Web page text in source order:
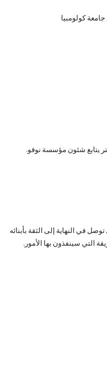
وتكرارا، حتى توصل في النهاية إلى الثقة بأبنائه
التي سينفذون بها الأمور.